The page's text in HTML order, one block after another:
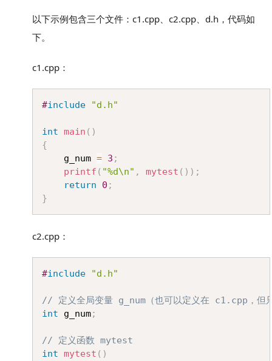
以下示例包含三个文件：c1.cpp、c2.cpp、d.h，代码如
下。
c1.cpp：
#include "d.h"
int main ( )
{
	g_num
= 3 ;
printf ( "%d\n" , mytest ( ) ) ;
return
0 ;
}
c2.cpp：
#include "d.h"
// 定义全局变量 g_num（也可以定义在 c1.cpp，但
int g_num;
// 定义函数 mytest
int mytest ( )